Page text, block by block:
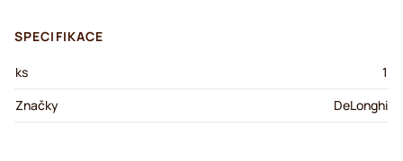
SPECIFIKACE
ks
1
Značky
DeLonghi